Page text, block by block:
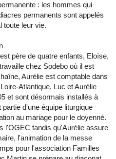
: les hommes qui
permanents sont appelés
toute leur vie.
père de quatre enfants, Eloïse,
chez Sodebo où il est
Aurélie est comptable dans
Atlantique, Luc et Aurélie
et sont désormais installés à
d'une équipe liturgique
au mariage pour le doyenné.
l'OGEC tandis qu'Aurélie assure
l'animation de la messe
pour l'association Familles